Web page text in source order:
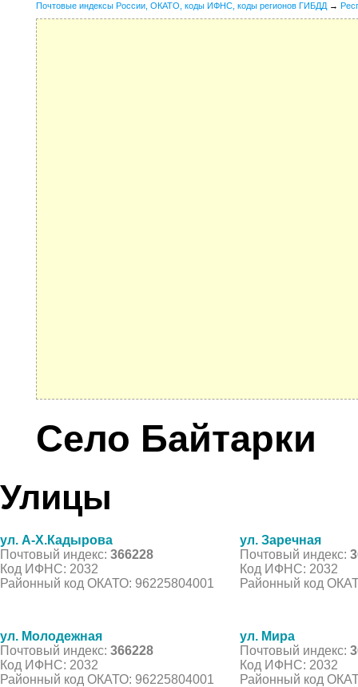
Почтовые индексы России, ОКАТО, коды ИФНС, коды регионов ГИБДД →
Село Байтарки
Улицы
ул. А-Х.Кадырова
Почтовый индекс: 366228
Код ИФНС: 2032
Районный код ОКАТО: 96225804001
ул. Заречная
Почтовый индекс:
Код ИФНС: 2032
Районный код
ул. Молодежная
Почтовый индекс: 366228
Код ИФНС: 2032
Районный код ОКАТО: 96225804001
ул. Мира
Почтовый индекс:
Код ИФНС: 2032
Районный код